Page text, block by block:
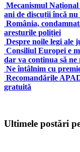
Mecanismul
ani de discuții încă
România,
aresturile poliției
Despre noile legi ale
Consiliul Europei e
dar va continua să ne
Ne întâlnim cu
Recomandările
gratuită
Ultimele postări